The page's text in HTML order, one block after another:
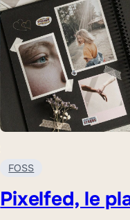
FOSS
Pixelfed, le